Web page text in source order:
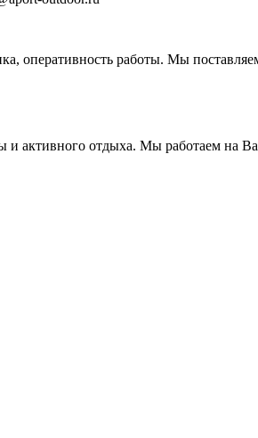
оперативность работы. Мы
и активного отдыха. Мы работаем на